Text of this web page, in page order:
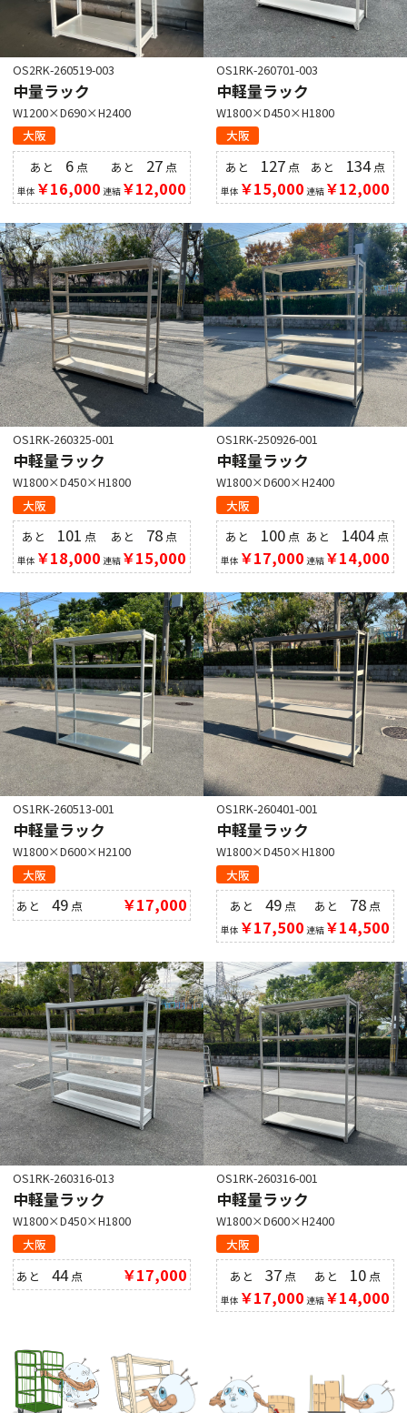
OS2RK-260519-003
中量ラック
W1200×D690×H2400
大阪
あと 6 点
単体 ￥16,000
あと 27 点
連結￥12,000
OS1RK-260701-003
中軽量ラック
W1800×D450×H1800
大阪
あと 127 点
単体 ￥15,000
あと 134点
連結￥12,000
OS1RK-260325-001
中軽量ラック
W1800×D450×H1800
大阪
あと 101 点
単体 ￥18,000
あと 78 点
連結￥15,000
OS1RK-250926-001
中軽量ラック
W1800×D600×H2400
大阪
あと 100 点
単体 ￥17,000
あと 1404点
連結￥14,000
OS1RK-260513-001
中軽量ラック
W1800×D600×H2100
大阪
あと49 点 ￥17,000
OS1RK-260401-001
中軽量ラック
W1800×D450×H1800
大阪
あと 49点
単体 ￥17,500
あと 78 点
連結￥14,500
OS1RK-260316-013
中軽量ラック
W1800×D450×H1800
大阪
あと44点 ￥17,000
OS1RK-260316-001
中軽量ラック
W1800×D600×H2400
大阪
あと 37点
単体 ￥17,000
あと 10 点
連結￥14,000